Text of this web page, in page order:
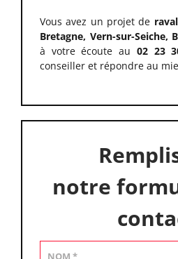
Vous avez un projet de
Bretagne, Vern-sur-Seiche,
à votre écoute au 02 23
conseiller et répondre au
notre